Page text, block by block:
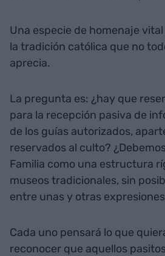
Una especie de homenaje
la tradición católica que no
aprecia.
La pregunta es: ¿hay que
para la recepción pasiva de
de los guías autorizados,
reservados al culto?
Familia como una estructura
museos tradicionales, sin
entre unas y otras
Cada uno pensará lo que
reconocer que aquellos